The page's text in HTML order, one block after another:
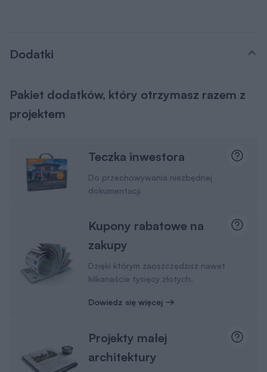
Dodatki
Pakiet dodatków, który otrzymasz razem z
projektem
Teczka inwestora
Do przechowywania niezbędnej
dokumentacji
Kupony rabatowe na
zakupy
Dzięki którym zaoszczędzisz nawet
kilkanaście tysięcy złotych.
Dowiedz się więcej
Projekty małej
architektury